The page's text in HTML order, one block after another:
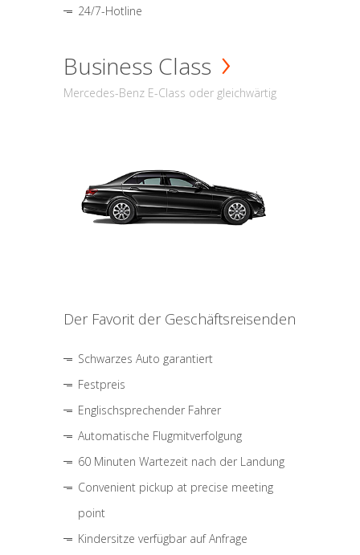
24/7-Hotline
Business Class
Mercedes-Benz E-Class oder gleichwärtig
Der Favorit der Geschäftsreisenden
Schwarzes Auto garantiert
Festpreis
Englischsprechender Fahrer
Automatische Flugmitverfolgung
60 Minuten Wartezeit nach der Landung
Convenient pickup at precise meeting
point
Kindersitze verfügbar auf Anfrage